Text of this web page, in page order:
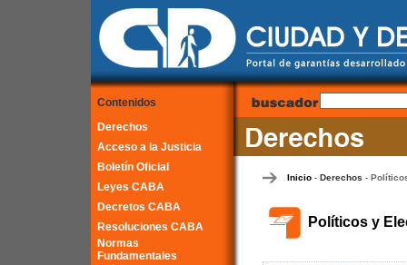
Contenidos
Derechos
Acceso a la Justicia
Boletín Oficial
Leyes CABA
Decretos CABA
Resoluciones CABA
Normas
Fundamentales
Inicio- Derechos -
Políticos y